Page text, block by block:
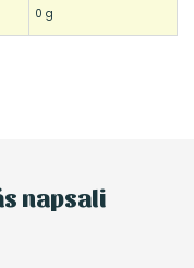
0 g
napsali